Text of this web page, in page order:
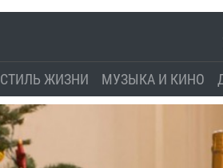
СТИЛЬ ЖИЗНИ МУЗЫКА И КИНО